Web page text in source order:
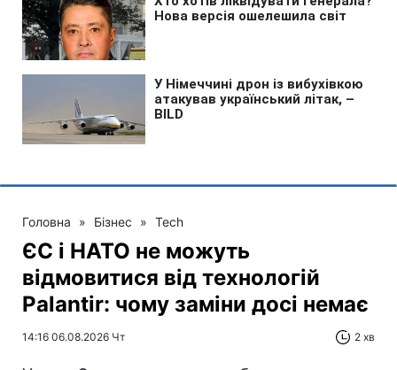
Головна » Бізнес » Tech
ЄС і НАТО не можуть
відмовитися від технологій
Palantir: чому заміни досі немає
14:16 06.08.2026 Чт 2 хв